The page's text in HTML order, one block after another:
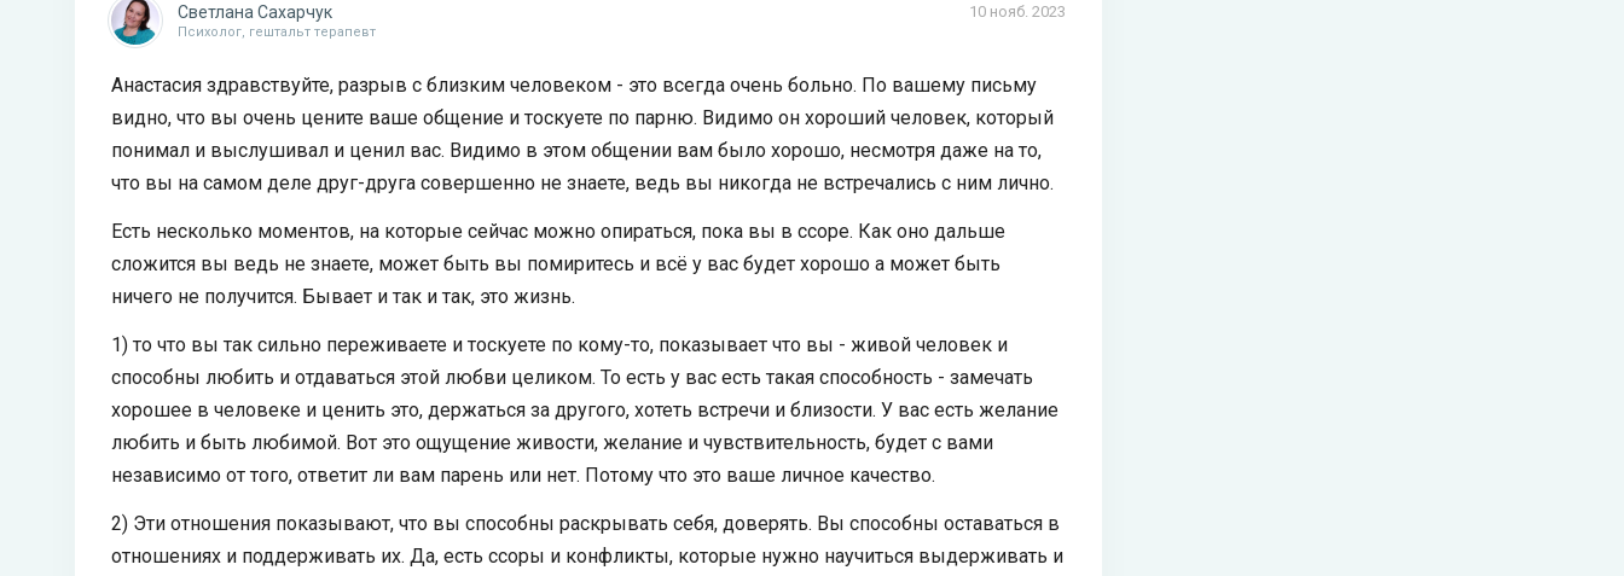
10 нояб. 2023
Светлана Сахарчук
Психолог, гештальт терапевт
Анастасия здравствуйте, разрыв с близким человеком - это всегда очень больно. По вашему письму
видно, что вы очень цените ваше общение и тоскуете по парню. Видимо он хороший человек, который
понимал и выслушивал и ценил вас. Видимо в этом общении вам было хорошо, несмотря даже на то,
что вы на самом деле друг-друга совершенно не знаете, ведь вы никогда не встречались с ним лично.
Есть несколько моментов, на которые сейчас можно опираться, пока вы в ссоре. Как оно дальше
сложится вы ведь не знаете, может быть вы помиритесь и всё у вас будет хорошо а может быть
ничего не получится. Бывает и так и так, это жизнь.
1) то что вы так сильно переживаете и тоскуете по кому-то, показывает что вы - живой человек и
способны любить и отдаваться этой любви целиком. То есть у вас есть такая способность - замечать
хорошее в человеке и ценить это, держаться за другого, хотеть встречи и близости. У вас есть желание
любить и быть любимой. Вот это ощущение живости, желание и чувствительность, будет с вами
независимо от того, ответит ли вам парень или нет. Потому что это ваше личное качество.
2) Эти отношения показывают, что вы способны раскрывать себя, доверять. Вы способны оставаться в
отношениях и поддерживать их. Да, есть ссоры и конфликты, которые нужно научиться выдерживать и